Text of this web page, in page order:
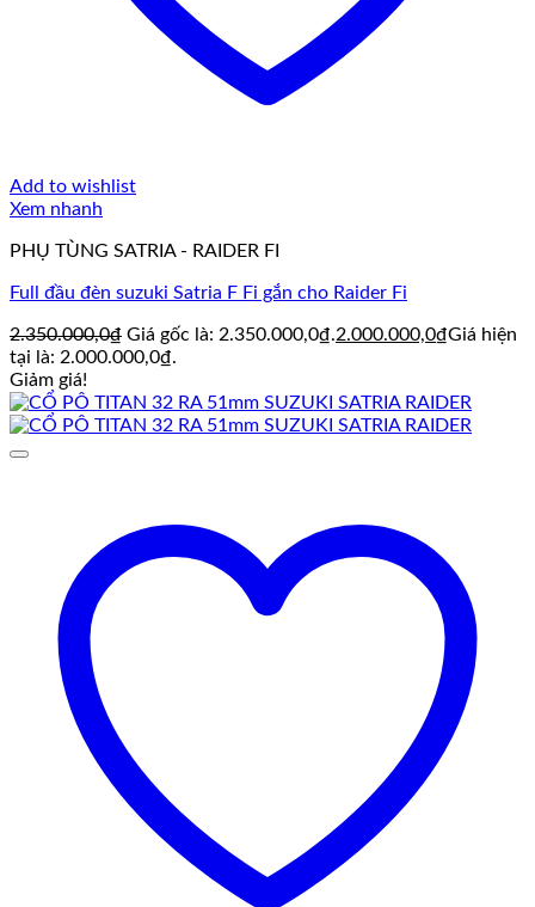
Add to wishlist
Xem nhanh
PHỤ TÙNG SATRIA - RAIDER FI
Full đầu đèn suzuki Satria F Fi gắn cho Raider Fi
2.350.000,0₫ Giá gốc là: 2.350.000,0₫.2.000.000,0₫Giá hiện
tại là: 2.000.000,0₫.
Giảm giá!